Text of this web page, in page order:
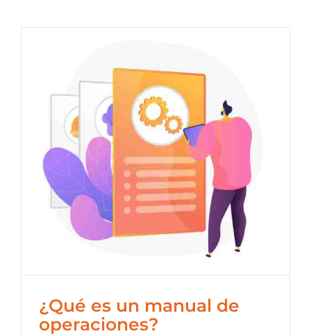
¿Qué es un manual de
operaciones?